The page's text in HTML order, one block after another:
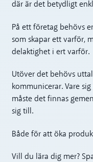
där är det betydligt
På ett företag behövs
som skapar ett varför,
delaktighet i ert varför.
Utöver det behövs
kommunicerar. Vare
måste det finnas
sig till.
Både för att öka
Vill du lära dig mer?